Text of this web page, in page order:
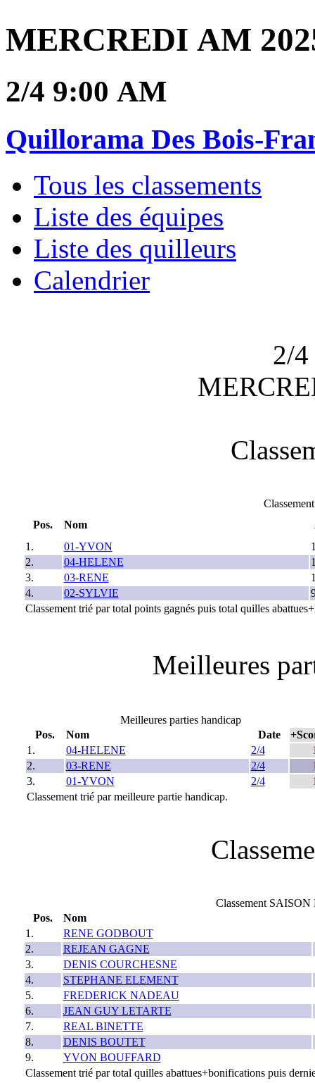
MERCREDI AM
2/4 9:00 AM
Quillorama Des Bois-
Tous les classements
Liste des équipes
Liste des quilleurs
Calendrier
2/
Pos.
Nom
1.
01-YVON
2.
04-HELENE
3.
03-RENE
4.
02-SYLVIE
Classement trié par total points gagnés puis total quilles
Meilleures
Meilleures parties handicap
Pos.
Nom Date
1.
04-HELENE 2/4
2.
03-RENE 2/4
3.
01-YVON 2/4
Classement trié par meilleure partie handicap.
Classement
Pos.
Nom
1.
RENE GODBOUT
2.
REJEAN GAGNE
3.
DENIS COURCHESNE
4.
STEPHANE ELEMENT
5.
FREDERICK NADEAU
6.
JEAN GUY LETARTE
7.
REAL BINETTE
8.
DENIS BOUTET
9.
YVON BOUFFARD
Classement trié par total quilles abattues+bonifications puis